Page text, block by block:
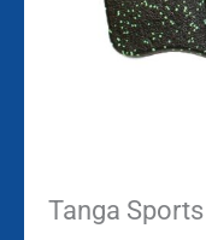
Tanga